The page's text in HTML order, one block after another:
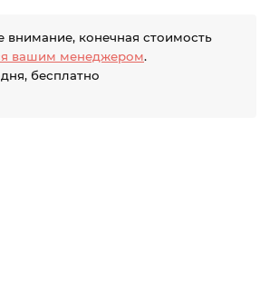
конечная стоимость
вашим менеджером.
бесплатно